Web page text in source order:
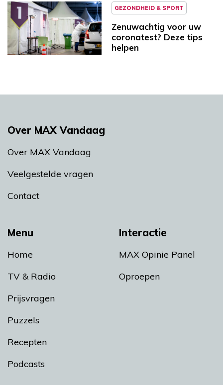
GEZONDHEID & SPORT
Zenuwachtig voor uw
coronatest? Deze tips
helpen
Menu
Home
TV & Radio
Prijsvragen
Puzzels
Recepten
Podcasts
Interactie
MAX Opinie Panel
Oproepen
Over MAX Vandaag
Over MAX Vandaag
Veelgestelde vragen
Contact